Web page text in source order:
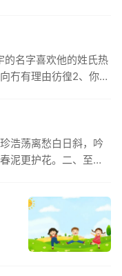
的名字喜欢他的姓氏热
冇有理由彷徨2、你的
浩荡离愁白日斜，吟
泥更护花。二、至今